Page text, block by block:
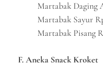
Martabak Daging
Martabak Sayur
Martabak Pisang
F. Aneka Snack Kroket